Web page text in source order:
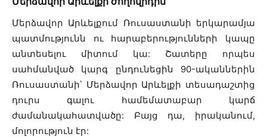
Մերձավոր Արևելքում Ռուսաստանի երկարամյա
պատմությունն ու հարաբերությունների կապը
անտեսելու միտում կա: Շատերը որպես
սահմանված կարգ ընդունեցին 90-ականներին
Ռուսաստանի՝ Մերձավոր Արևելքի տեսադաշտից
դուրս գալու համեմատաբար կարճ
ժամանակահատվածը: Բայց դա, իրականում,
մոլորություն էր: